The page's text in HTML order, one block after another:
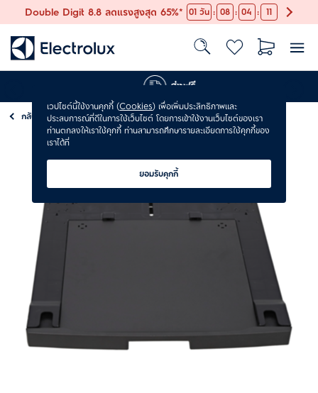
Double Digit 8.8 ลดแรงสูงสุด 65%* 01 วัน : 08 : 04 : 10
ส่งฟรี
กลับ อุปกรณ์เสริมสำหรับการดูแลเสื้อผ้า
เวปไซต์นี้ใช้งานคุกกี้ (Cookies) เพื่อเพิ่มประสิทธิภาพและ
ประสบการณ์ที่ดีในการใช้เว็บไซต์ โดยการเข้าใช้งานเว็บไซต์ของเรา
ท่านตกลงให้เราใช้คุกกี้ ท่านสามารถศึกษารายละเอียดการใช้คุกกี้ของ
เราได้ที่
ยอมรับคุกกี้